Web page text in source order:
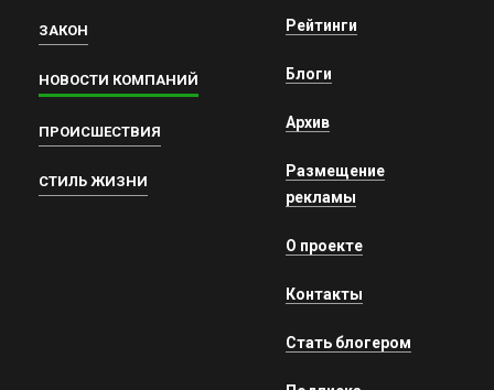
ЗАКОН
НОВОСТИ КОМПАНИЙ
ПРОИСШЕСТВИЯ
СТИЛЬ ЖИЗНИ
Рейтинги
Блоги
Архив
Размещение
рекламы
О проекте
Контакты
Стать блогером